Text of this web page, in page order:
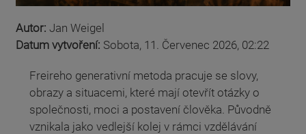
Autor: Jan Weigel
Datum vytvoření: Sobota, 11. Červenec 2026, 02:22
Freireho generativní metoda pracuje se slovy,
obrazy a situacemi, které mají otevřít otázky o
společnosti, moci a postavení člověka. Původně
vznikala jako vedlejší kolej v rámci vzdělávání